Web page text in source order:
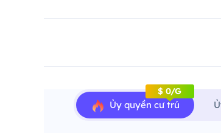
Ủy quyền cư trú
$ 0/G